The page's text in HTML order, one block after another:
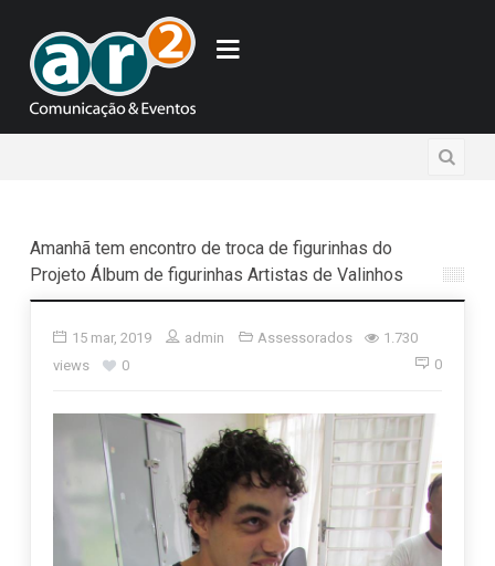
Amanhã tem encontro de troca de figurinhas do
Projeto Álbum de figurinhas Artistas de Valinhos
15 mar, 2019 admin Assessorados
1.730
views
0 0